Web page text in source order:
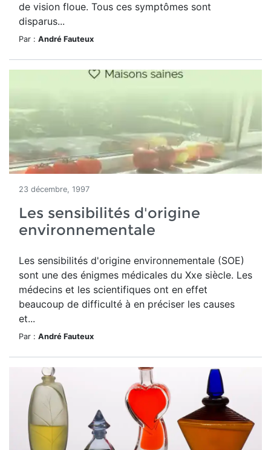
de vision floue. Tous ces symptômes sont
disparus...
Par : André Fauteux
23 décembre, 1997
Les sensibilités d'origine
environnementale
Les sensibilités d'origine environnementale (SOE)
sont une des énigmes médicales du Xxe siècle. Les
médecins et les scientifiques ont en effet
beaucoup de difficulté à en préciser les causes
et...
Par : André Fauteux